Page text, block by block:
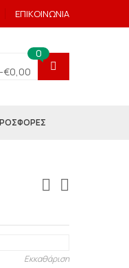
ΕΠΙΚΟΙΝΩΝΙΑ
€0,00
0
Εκκαθάριση